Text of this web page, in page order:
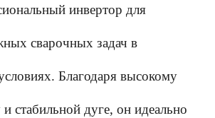
инвертор для
сварочных задач в
Благодаря высокому
стабильной дуге, он идеально